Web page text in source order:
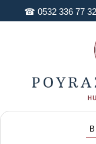
☎ 0532 336 77 32